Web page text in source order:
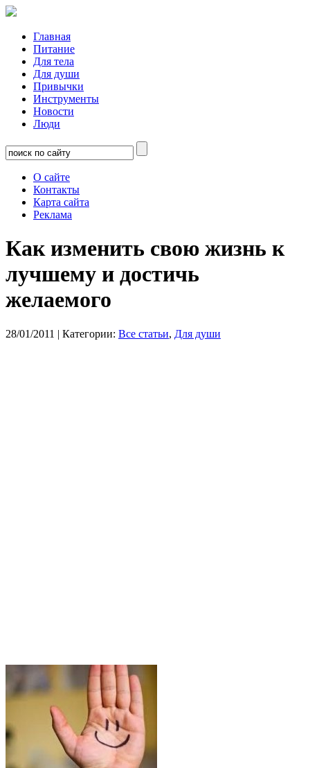
Главная
Питание
Для тела
Для души
Привычки
Инструменты
Новости
Люди
О сайте
Контакты
Карта сайта
Реклама
Как изменить свою жизнь к
лучшему и достичь
желаемого
28/01/2011 | Категории: Все статьи, Для души